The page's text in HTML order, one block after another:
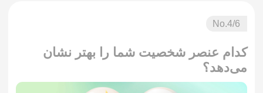
No.4/6
کدام عنصر شخصیت شما را بهتر نشان
می‌دهد؟